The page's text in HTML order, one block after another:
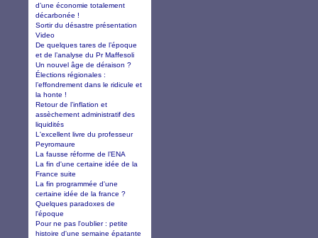
d’une économie totalement
décarbonée !
Sortir du désastre présentation
Video
De quelques tares de l’époque
et de l’analyse du Pr Maffesoli
Un nouvel âge de déraison ?
Élections régionales :
l’effondrement dans le ridicule et
la honte !
Retour de l’inflation et
assèchement administratif des
liquidités
L'excellent livre du professeur
Peyromaure
La fausse réforme de l’ENA
La fin d'une certaine idée de la
France suite
La fin programmée d'une
certaine idée de la france ?
Quelques paradoxes de
l'époque
Pour ne pas l'oublier : petite
histoire d'une semaine épatante